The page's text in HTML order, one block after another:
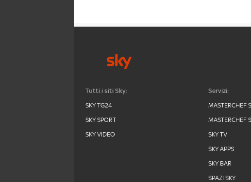
Tutti i siti Sky:
SKY TG24
SKY SPORT
SKY VIDEO
Servizi:
MASTERCHEF
MASTERCHEF
SKY TV
SKY APPS
SKY BAR
SPAZI SKY